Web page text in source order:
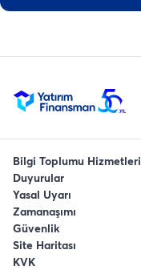
Bilgi Toplumu Hizmetleri
Duyurular
Yasal Uyarı
Zamanaşımı
Güvenlik
Site Haritası
KVK